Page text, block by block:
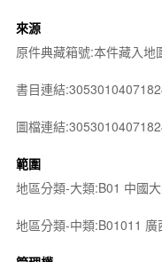
來源
原件典藏箱號:本件藏入
書目連結
圖檔連結
範圍
地區分類-大類:B01 中國
地區分類-中類:B01011 廣